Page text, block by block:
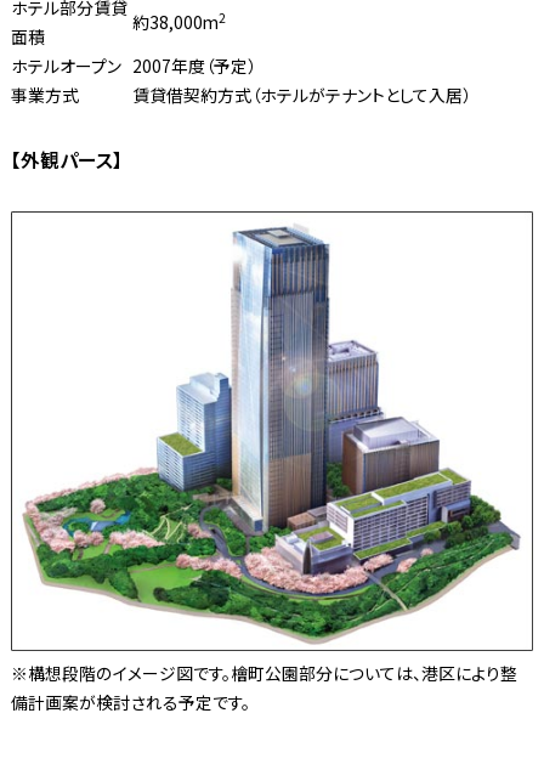
ホテル部分賃貸
面積
約38,000m2
ホテルオープン 2007年度（予定）
事業方式
賃貸借契約方式（ホテルがテナントとして入居）
【外観パース】
※構想段階のイメージ図です。檜町公園部分については、港区により整
備計画案が検討される予定です。